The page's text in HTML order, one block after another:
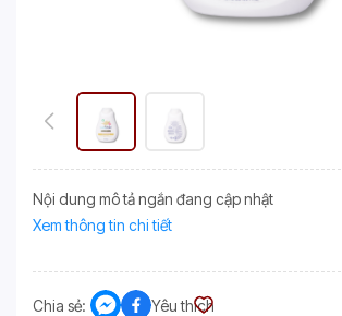
Nội dung mô tả ngắn đang cập nhật
Xem thông tin chi tiết
Chia sẻ: Yêu thích